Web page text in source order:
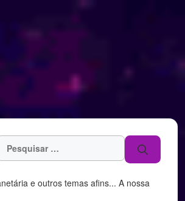
por:
e outros temas afins... A nossa